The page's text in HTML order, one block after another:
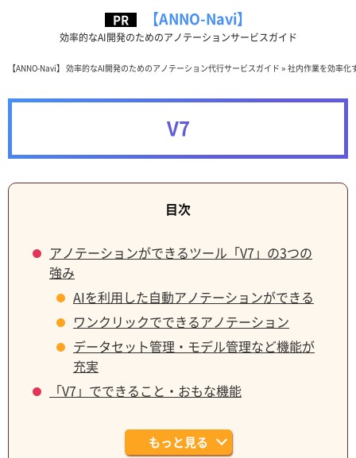
【ANNO-Navi】
効率的なAI開発のためのアノテーションサービスガイド
【ANNO-Navi】 効率的なAI開発のためのアノテーション代行サービスガイド » 社内作業を効率化
V7
アノテーションができるツール「V7」の3つの
強み
AIを利用した自動アノテーションができる
ワンクリックでできるアノテーション
データセット管理・モデル管理など機能が
充実
「V7」でできること・おもな機能
もっと見る